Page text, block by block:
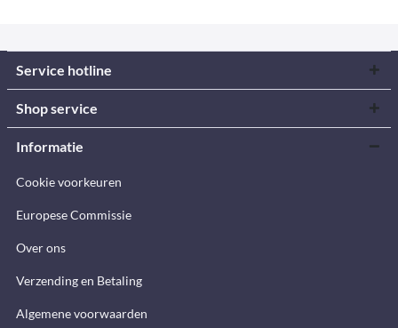
Service hotline
Shop service
Informatie
Cookie voorkeuren
Europese Commissie
Over ons
Verzending en Betaling
Algemene voorwaarden